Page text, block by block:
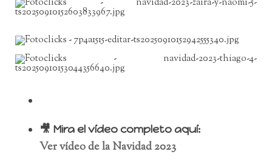
🎥 Mira el vídeo completo aquí:
Ver vídeo de la Navidad 2023